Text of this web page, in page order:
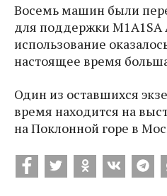
Восемь машин были
для поддержки М1А1SA
использование
настоящее время
Один из оставшихся
время находится на
на Поклонной горе в